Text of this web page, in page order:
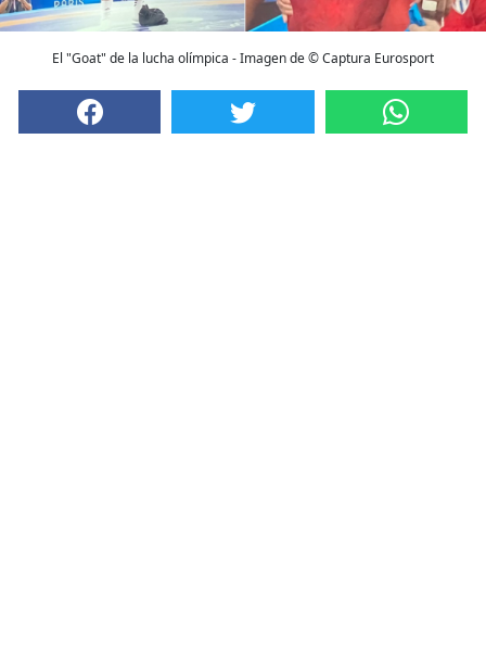
El "Goat" de la lucha olímpica - Imagen de © Captura Eurosport